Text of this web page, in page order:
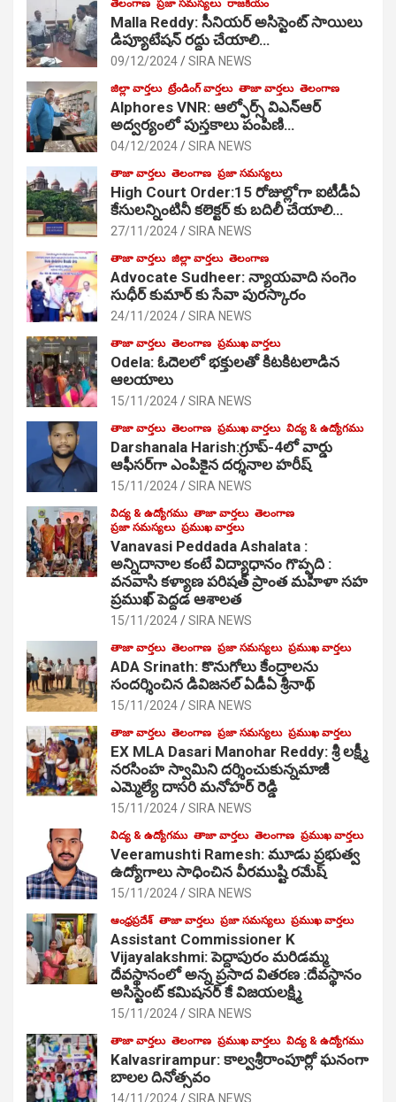
తెలంగాణ ప్రజా సమస్యలు రాజకీయం
Malla Reddy: సీనియర్ అసిస్టెంట్ సాయిలు
డిప్యూటేషన్ రద్దు చేయాలి…
09/12/2024 SIRA NEWS
జిల్లా వార్తలు ట్రేండింగ్ వార్తలు తాజా వార్తలు తెలంగాణ
Alphores VNR: ఆల్ఫోర్స్ విఎన్ఆర్
అద్వర్యంలో పుస్తకాలు పంపిణి…
04/12/2024 SIRA NEWS
తాజా వార్తలు తెలంగాణ ప్రజా సమస్యలు
High Court Order:15 రోజుల్లోగా ఐటీడీఏ
కేసులన్నింటినీ కలెక్టర్ కు బదిలీ చేయాలి…
27/11/2024 SIRA NEWS
తాజా వార్తలు జిల్లా వార్తలు తెలంగాణ
Advocate Sudheer: న్యాయవాది సంగెం
సుధీర్ కుమార్ కు సేవా పురస్కారం
24/11/2024 SIRA NEWS
తాజా వార్తలు తెలంగాణ ప్రముఖ వార్తలు
Odela: ఓదెల‌లో భక్తులతో కిటకిటలాడిన
ఆల‌యాలు
15/11/2024 SIRA NEWS
తాజా వార్తలు తెలంగాణ ప్రముఖ వార్తలు విద్య & ఉద్యోగము
Darshanala Harish:గ్రూప్-4లో వార్డు
ఆఫీసర్‌గా ఎంపికైన దర్శనాల హరీష్
15/11/2024 SIRA NEWS
విద్య & ఉద్యోగము తాజా వార్తలు తెలంగాణ
ప్రజా సమస్యలు ప్రముఖ వార్తలు
Vanavasi Peddada Ashalata :
అన్నిదానాల కంటే విద్యాధానం గొప్పది :
వనవాసి కళ్యాణ పరిషత్ ప్రాంత మహిళా సహ
ప్రముఖ్ పెద్దడ ఆశాలత
15/11/2024 SIRA NEWS
తాజా వార్తలు తెలంగాణ ప్రజా సమస్యలు ప్రముఖ వార్తలు
ADA Srinath: కొనుగోలు కేంద్రాల‌ను
సంద‌ర్శించిన డివిజనల్ ఏడీఏ శ్రీనాథ్
15/11/2024 SIRA NEWS
తాజా వార్తలు తెలంగాణ ప్రజా సమస్యలు ప్రముఖ వార్తలు
EX MLA Dasari Manohar Reddy: శ్రీ లక్ష్మీ
నరసింహ స్వామిని దర్శించుకున్నమాజీ
ఎమ్మెల్యే దాసరి మనోహర్ రెడ్డి
15/11/2024 SIRA NEWS
విద్య & ఉద్యోగము తాజా వార్తలు తెలంగాణ ప్రముఖ వార్తలు
Veeramushti Ramesh: మూడు ప్రభుత్వ
ఉద్యోగాలు సాధించిన వీరముష్టి రమేష్
15/11/2024 SIRA NEWS
ఆంధ్రప్రదేశ్ తాజా వార్తలు ప్రజా సమస్యలు ప్రముఖ వార్తలు
Assistant Commissioner K
Vijayalakshmi: పెద్దాపురం మరిడమ్మ
దేవస్థానంలో అన్న ప్రసాద వితరణ :దేవస్థానం
అసిస్టెంట్ కమిషనర్ కే విజయలక్ష్మి
15/11/2024 SIRA NEWS
తాజా వార్తలు తెలంగాణ ప్రముఖ వార్తలు విద్య & ఉద్యోగము
Kalvasrirampur: కాల్వశ్రీరాంపూర్లో ఘనంగా
బాలల దినోత్సవం
14/11/2024 SIRA NEWS